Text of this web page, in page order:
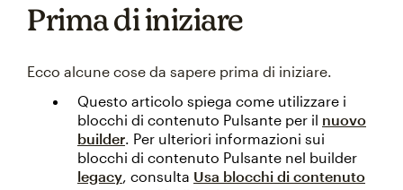
Prima di iniziare
Ecco alcune cose da sapere prima di iniziare.
Questo articolo spiega come utilizzare i
blocchi di contenuto Pulsante per il nuovo
builder. Per ulteriori informazioni sui
blocchi di contenuto Pulsante nel builder
legacy, consulta Usa blocchi di contenuto